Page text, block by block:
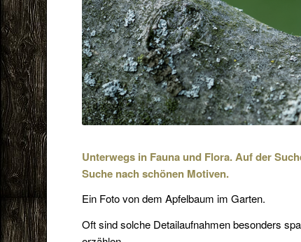
Unterwegs in Fauna und Flora. Auf der
Suche nach schönen Motiven.
Ein Foto von dem Apfelbaum im Garten.
Oft sind solche Detailaufnahmen besonders